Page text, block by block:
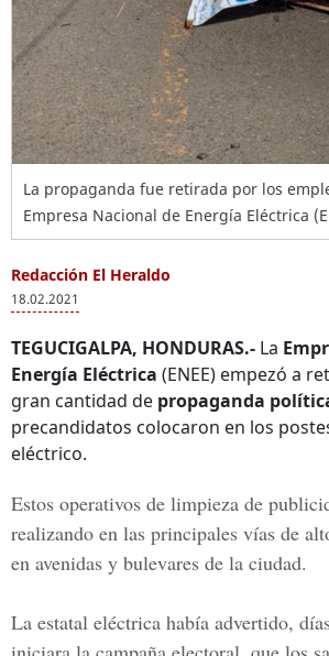
La propaganda fue retirada por los
Empresa Nacional de Energía Eléctrica
Redacción El Heraldo
18.02.2021
TEGUCIGALPA, HONDURAS.- La
Energía Eléctrica (ENEE) empezó a
gran cantidad de propaganda
precandidatos colocaron en los
eléctrico.
Estos operativos de limpieza de
realizando en las principales vías de
en avenidas y bulevares de la ciudad.
La estatal eléctrica había advertido,